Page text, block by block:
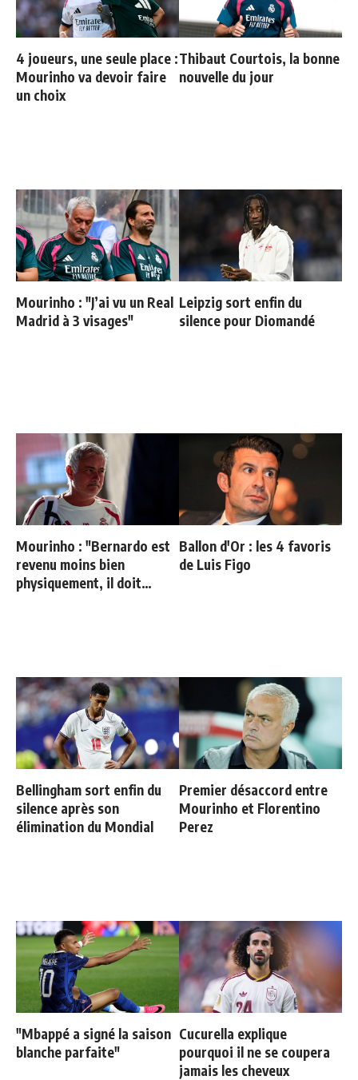
4 joueurs, une seule place :
Mourinho va devoir faire
un choix
Thibaut Courtois, la bonne
nouvelle du jour
Mourinho : "J’ai vu un Real
Madrid à 3 visages"
Leipzig sort enfin du
silence pour Diomandé
Mourinho : "Bernardo est
revenu moins bien
physiquement, il doit
Ballon d'Or : les 4 favoris
de Luis Figo
Bellingham sort enfin du
silence après son
élimination du Mondial
Premier désaccord entre
Mourinho et Florentino
Perez
"Mbappé a signé la saison
blanche parfaite"
Cucurella explique
pourquoi il ne se coupera
jamais les cheveux